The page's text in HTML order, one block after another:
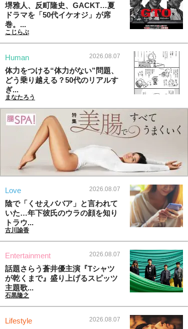
堺雅人、反町隆史、GACKT…夏
ドラマを「50代イケオジ」が席
巻。...
こじらぶ
Human 2026.08.07
体力をつける“体力がない”問題、
どう乗り越える？50代のリアルす
ぎ...
まなたろう
Love 2026.08.07
陰で「くせえババア」と言われて
いた…年下彼氏のウラの顔を知り
トラウ...
古川諭香
Entertainment 2026.08.07
話題さらう蒼井優主演『Tシャツ
が乾くまで』盛り上げるスピッツ
主題歌...
石黒隆之
Lifestyle 2026.08.07